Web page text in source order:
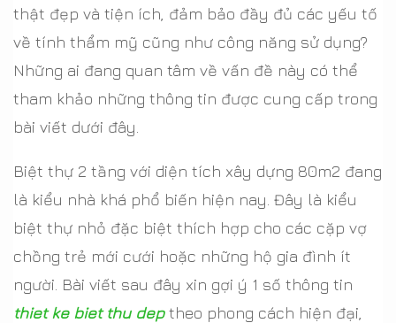
thật đẹp và tiện ích, đảm bảo đầy đủ các yếu tố
về tính thẩm mỹ cũng như công năng sử dụng?
Những ai đang quan tâm về vấn đề này có thể
tham khảo những thông tin được cung cấp trong
bài viết dưới đây.
Biệt thự 2 tầng với diện tích xây dựng 80m2 đang
là kiểu nhà khá phổ biến hiện nay. Đây là kiểu
biệt thự nhỏ đặc biệt thích hợp cho các cặp vợ
chồng trẻ mới cưới hoặc những hộ gia đình ít
người. Bài viết sau đây xin gợi ý 1 số thông tin
thiet ke biet thu deptheo phong cách hiện đại,